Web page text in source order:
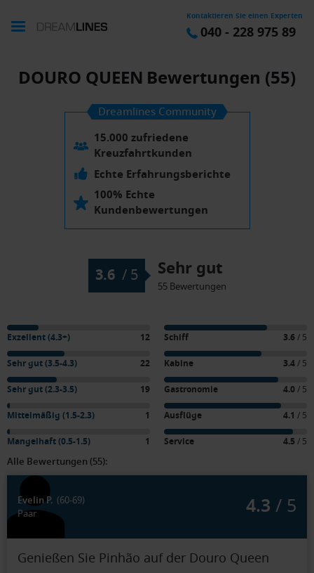
Kontaktieren Sie einen Experten
040 - 228 975 89
DOURO QUEEN Bewertungen (55)
Dreamlines Community
15.000 zufriedene
Kreuzfahrtkunden
Echte Erfahrungsberichte
100% Echte
Kundenbewertungen
3.6 / 5 Sehr gut
55 Bewertungen
Exzellent (4.3+) 12
Sehr gut (3.5-4.3) 22
Sehr gut (2.3-3.5) 19
Mittelmäßig (1.5-2.3) 1
Mangelhaft (0.5-1.5) 1
Schiff 3.6 / 5
Kabine 3.4/ 5
Gastronomie 4.0 / 5
Ausflüge 4.1 / 5
Service 4.5 / 5
Alle Bewertungen (55):
Evelin P. (60-69)
Paar
4.3 / 5
Genießen Sie Pinhão auf der Douro Queen